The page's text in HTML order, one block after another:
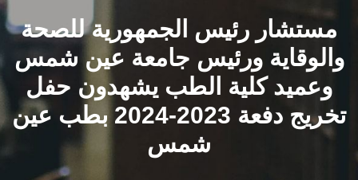
الشئون الأكاديمية
البحث العلمي
الرعاية الصحية
المراكز والوحدات
مستشار رئيس الجمهورية للصحة
والوقاية ورئيس جامعة عين شمس
وعميد كلية الطب يشهدون حفل
تخريج دفعة 2023-2024 بطب عين
شمس